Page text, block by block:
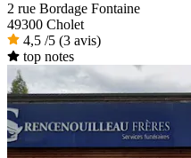
2 rue Bordage Fontaine
49300 Cholet
4,5 /5 (3 avis)
top notes